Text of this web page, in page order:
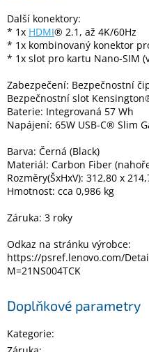
Další konektory:
* 1x HDMI® 2.1, až 4K/60Hz
* 1x kombinovaný konektor
* 1x slot pro kartu Nano-SIM
Zabezpečení: Bezpečnostní
Bezpečnostní slot
Baterie: Integrovaná 57 Wh
Napájení: 65W USB-C® Slim
Barva: Černá (Black)
Materiál: Carbon Fiber
Rozměry(ŠxHxV): 312,80 x
Hmotnost: cca 0,986 kg
Záruka: 3 roky
Odkaz na stránku výrobce:
https://psref.lenovo.com/
M=21NS004TCK
Doplňkové parametry
Kategorie: